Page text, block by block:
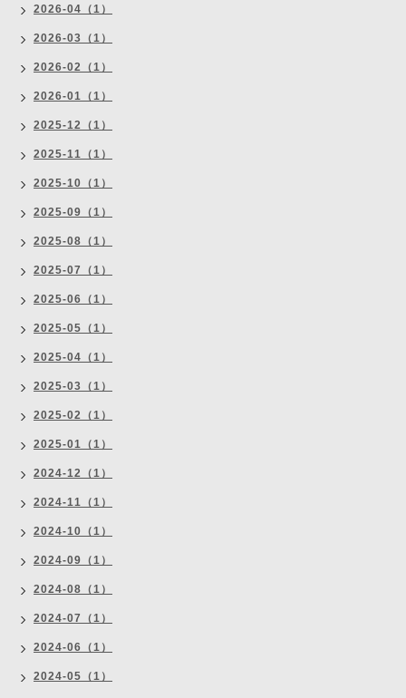
2026-04（1）
2026-03（1）
2026-02（1）
2026-01（1）
2025-12（1）
2025-11（1）
2025-10（1）
2025-09（1）
2025-08（1）
2025-07（1）
2025-06（1）
2025-05（1）
2025-04（1）
2025-03（1）
2025-02（1）
2025-01（1）
2024-12（1）
2024-11（1）
2024-10（1）
2024-09（1）
2024-08（1）
2024-07（1）
2024-06（1）
2024-05（1）